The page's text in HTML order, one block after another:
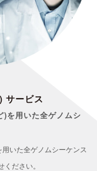
ービス
を用いた全ゲノムシ
いた全ゲノムシーケンス
ださい。